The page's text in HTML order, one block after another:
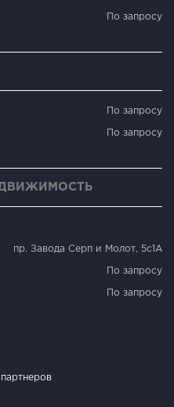
По запросу
По запросу
По запросу
пр. Завода Серп и Молот, 5с1А
По запросу
По запросу